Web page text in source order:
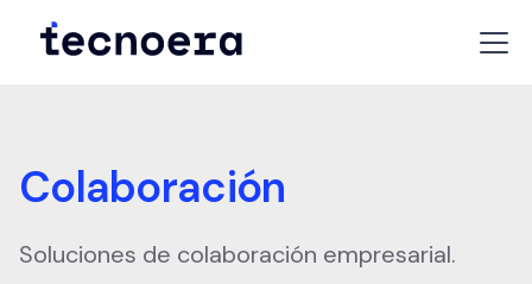
Colaboración
Soluciones de colaboración empresarial.